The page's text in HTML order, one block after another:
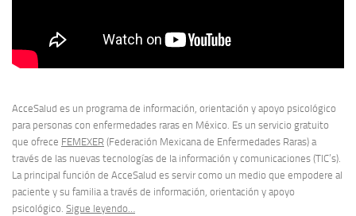
AcceSalud es un programa de información, orientación y apoyo psicológico
para personas con enfermedades raras en México. Es un servicio gratuito
que ofrece FEMEXER (Federación Mexicana de Enfermedades Raras) a
través de las nuevas tecnologías de la información y comunicaciones (TIC’s).
La principal función de AcceSalud es servir como un medio que empodere al
paciente y su familia a través de información, orientación y apoyo
psicológico. Sigue leyendo…